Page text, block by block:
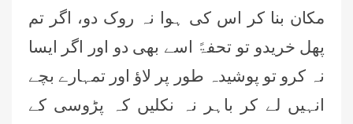
مکان بنا کر اس کی ہوا نہ روک دو، اگر تم
پھل خریدو تو تحفۃً اسے بھی دو اور اگر ایسا
نہ کرو تو پوشیدہ طور پر لاؤ اور تمہارے بچے
انہیں لے کر باہر نہ نکلیں کہ پڑوسی کے